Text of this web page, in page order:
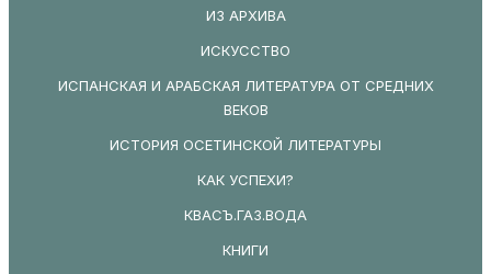
ИЗ АРХИВА
ИСКУССТВО
ИСПАНСКАЯ И АРАБСКАЯ ЛИТЕРАТУРА ОТ СРЕДНИХ
ВЕКОВ
ИСТОРИЯ ОСЕТИНСКОЙ ЛИТЕРАТУРЫ
КАК УСПЕХИ?
КВАСЪ.ГАЗ.ВОДА
КНИГИ